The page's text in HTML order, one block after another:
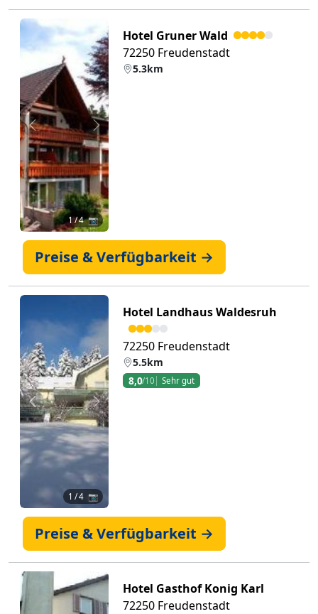
Zurück Weiter
1/ 4 📷
Hotel Gruner Wald
72250 Freudenstadt
5.3km
Preise & Verfügbarkeit →
Zurück Weiter
1 / 4 📷
Hotel Landhaus Waldesruh
72250 Freudenstadt
5.5km
8,0/10 Sehr gut
Preise & Verfügbarkeit →
Hotel Gasthof Konig Karl
72250 Freudenstadt